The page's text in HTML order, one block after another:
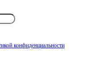
конфиденциальности